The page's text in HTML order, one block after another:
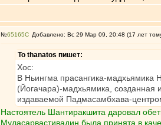
№65165 Добавлено: Вс 29 Мар 09, 20:48 (17 лет
To thanatos пишет:
Хос:
В Ньингма прасангика-
(Йогачара)-мадхьямика,
издаваемой Падмасамбхава-
Настоятель Шантиракшита даровал
Муласарвастивадин была принята в